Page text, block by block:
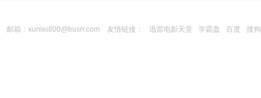
邮箱：xunlei800@busrr.com 友情链接： 迅雷电影天堂 学霸盘 百度 搜狗